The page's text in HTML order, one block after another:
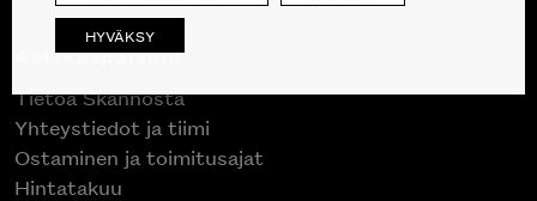
Asiakaspalvelu
Tietoa Skannosta
Yhteystiedot ja tiimi
Ostaminen ja toimitusajat
Hintatakuu
HYVÄKSY